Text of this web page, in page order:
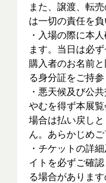
また、譲渡、転
は一切の責任を負
・入場の際に本
ます。当日は必
購入者のお名前
る身分証をご持参
・悪天候及び公
やむを得ず本展
場合は払い戻し
ん。あらかじめご
・チケットの詳
イトを必ずご確
る場合がありま